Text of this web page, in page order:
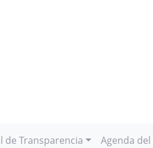
de Transparencia Agenda del